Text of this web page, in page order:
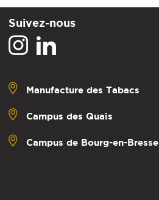
Suivez-nous
Manufacture des Tabacs
Campus des Quais
Campus de Bourg-en-Bresse